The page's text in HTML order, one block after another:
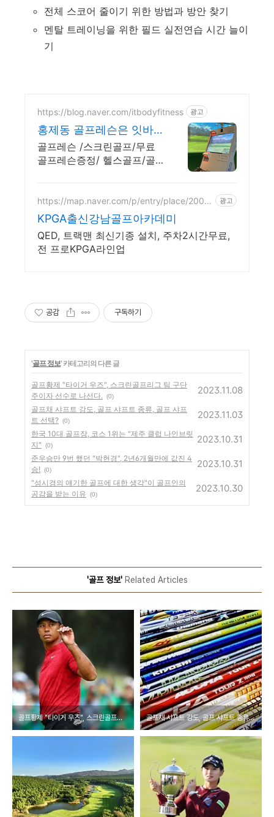
전체 스코어 줄이기 위한 방법과 방안 찾기
멘탈 트레이닝을 위한 필드 실전연습 시간 늘이
기
https://blog.naver.com/itbodyfitness 광고
홍제동 골프레슨은 잇바
디골프
골프레슨 /스크린골프/무료
골프레슨증정/ 헬스골프/골
https://map.naver.com/p/entry/place/2004
광고
KPGA출신강남골프아카데미
QED, 트랙맨 최신기종 설치, 주차2시간무료,
전 프로KPGA라인업
공감 구독하기
'골프 정보' 카테고리의 다른 글
골프황제 "타이거 우즈", 스크린골프리그 팀 구단
주이자 선수로 나선다. (0)
2023.11.08
골프채 샤프트 강도, 골프 샤프트 종류, 골프 샤프
트 선택? (0)
2023.11.03
한국 10대 골프장, 코스 1위는 "제주 클럽 나인브릿
지"
(0)
2023.10.31
준우승만 9번 했던 "박현경", 2년6개월만에 값진 4
승! (0)
2023.10.31
"성시경의 얘기한 골프에 대한 생각"이 골프인의
공감을 받는 이유
(0)
2023.10.30
'골프 정보'Related Articles
골프황제 "타이거 우즈", 스크린골프리그 팀 구단주이자 선수로 나선다. 골프채 샤프트 강도, 골프 샤프트 종류, 골프 샤프트 선택?